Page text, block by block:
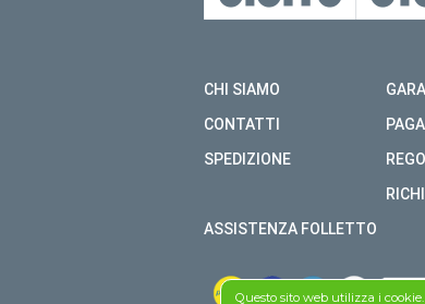
CHI SIAMO
CONTATTI
SPEDIZIONE
ASSISTENZA FOLLETTO
Questo sito web utilizza i